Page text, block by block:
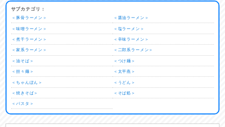
サブカテゴリ：
＜豚骨ラーメン＞ ＜醤油ラーメン＞
＜味噌ラーメン＞ ＜塩ラーメン＞
＜煮干ラーメン＞ ＜辛味ラーメン＞
＜家系ラーメン＞ ＜二郎系ラーメン＞
＜油そば＞ ＜つけ麺＞
＜担々麺＞ ＜太平燕＞
＜ちゃんぽん＞ ＜うどん＞
＜焼きそば＞ ＜そば処＞
＜パスタ＞